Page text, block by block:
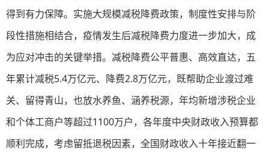
得到有力保障。实施大规模减税降费政策，制度性安排与阶
段性措施相结合，疫情发生后减税降费力度进一步加大，成
为应对冲击的关键举措。减税降费公平普惠、高效直达，五
年累计减税5.4万亿元、降费2.8万亿元，既帮助企业渡过难
关、留得青山，也放水养鱼、涵养税源，年均新增涉税企业
和个体工商户等超过1100万户，各年度中央财政收入预算都
顺利完成，考虑留抵退税因素，全国财政收入十年接近翻一